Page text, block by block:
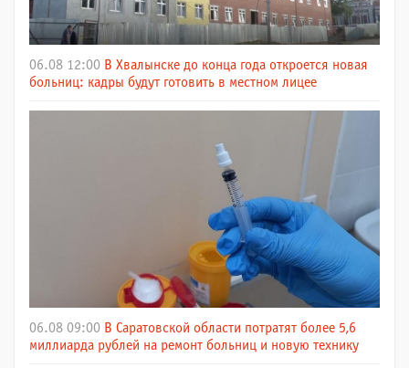
06.08 12:00 В Хвалынске до конца года откроется новая
больниц: кадры будут готовить в местном лицее
06.08 09:00 В Саратовской области потратят более 5,6
миллиарда рублей на ремонт больниц и новую технику